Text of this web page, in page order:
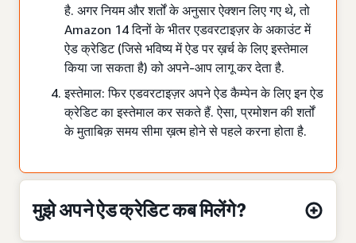
है. अगर नियम और शर्तों के अनुसार ऐक्शन लिए गए थे, तो
Amazon 14 दिनों के भीतर एडवरटाइज़र के अकाउंट में
ऐड क्रेडिट (जिसे भविष्य में ऐड पर ख़र्च के लिए इस्तेमाल
किया जा सकता है) को अपने-आप लागू कर देता है.
इस्तेमाल: फिर एडवरटाइज़र अपने ऐड कैम्पेन के लिए इन ऐड
क्रेडिट का इस्तेमाल कर सकते हैं. ऐसा, प्रमोशन की शर्तों
के मुताबिक़ समय सीमा ख़त्म होने से पहले करना होता है.
मुझे अपने ऐड क्रेडिट कब मिलेंगे?